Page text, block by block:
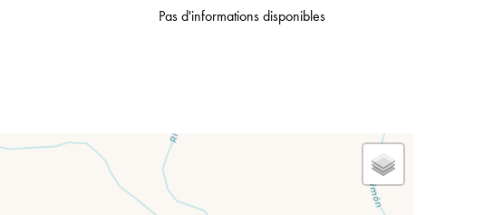
Pas d'informations disponibles